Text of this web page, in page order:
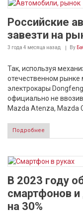
Российские
завезти на
3 года 4 месяца назад By
Так, используя
отечественном рынке
электрокары
официально не
Mazda Atenza, Mazda
Подробнее
В 2023 году
смартфонов и
на 30%